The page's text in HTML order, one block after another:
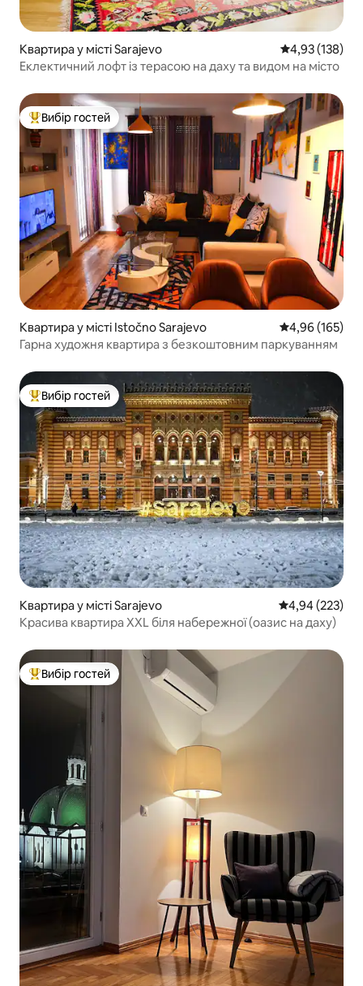
Квартира у місті Sarajevo Середня
4,93 (138)
Еклектичний лофт із терасою на даху та видом на місто
Топ вибір гостей
Вибір гостей
Квартира у місті Istočno Sarajevo Середня
4,96 (165)
Гарна художня квартира з безкоштовним паркуванням
Топ вибір гостей
Вибір гостей
Квартира у місті Sarajevo Середня
4,94 (223)
Красива квартира XXL біля набережної (оазис на даху)
Топ вибір гостей
Вибір гостей